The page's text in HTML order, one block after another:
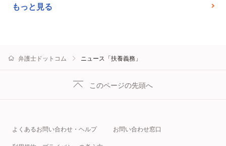
もっと見る
弁護士ドットコム ニュース「扶養義務」
このページの先頭へ
よくあるお問い合わせ・ヘルプ お問い合わせ窓口